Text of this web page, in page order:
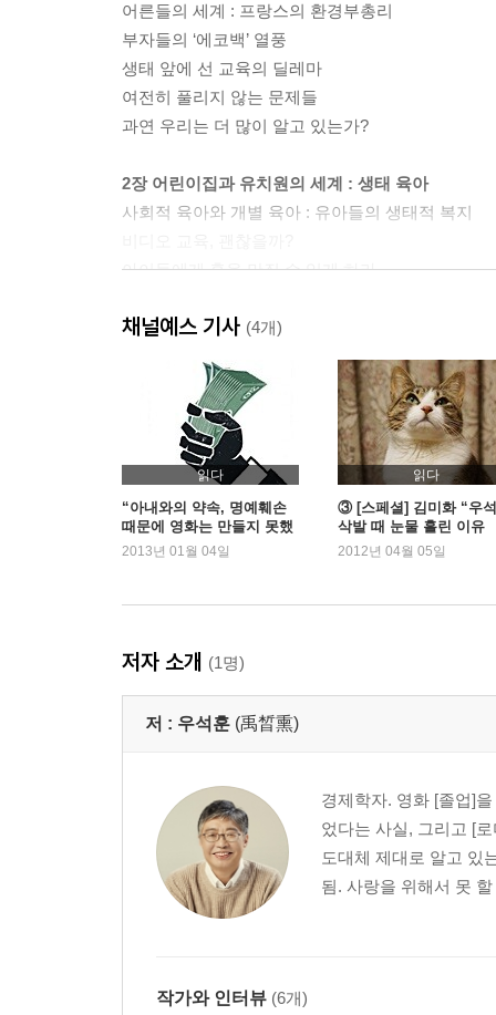
어른들의 세계 : 프랑스의 환경부총리
부자들의 ‘에코백’ 열풍
생태 앞에 선 교육의 딜레마
여전히 풀리지 않는 문제들
과연 우리는 더 많이 알고 있는가?
2장 어린이집과 유치원의 세계 : 생태 육아
사회적 육아와 개별 육아 : 유아들의 생태적 복지
아이들에게 흙을 만질 수 있게 하라
생태 에티켓, 생태는 손 씻는 것과 같다
다음 세대의 생태적 안전성을 위해
3장 생태적 감수성 : 초등학생에게 필요한 것
우리가 상상할 수 있는 생태 교육의 단계
도시에서 자라는 아이들
감수성은 상상력의 원천
시원과 연결의 생태적 감수성
다양성의 감수성
4장 생태적 지혜 : 중학생에게 필요한 것
열세 살 소녀, 성인이 되기 시작하다
생산의 한계와 제로 성장론
재생가능한 것과 재생가능하지 않은 것
수용능력과 복원성의 문제
순환성과 전생애 접근
총량 효과, 분산과 집중
채널예스 기사 (4개)
읽다
“아내와의 약속, 명예훼손
때문에 영화는 만들지 못했
지만…” - 우석훈
2013년 01월 04일
읽다
③ [스페셜] 김미화 “우
삭발 때 눈물 흘린 이유
는…” – 김미화가 본 우
2012년 04월 05일
저자 소개 (1명)
저 : 우석훈 (禹晳熏)
경제학자. 영화 [졸업]
었다는 사실, 그리고 [
도대체 제대로 알고 있
됨. 사랑을 위해서 못
작가와 인터뷰 (6개)